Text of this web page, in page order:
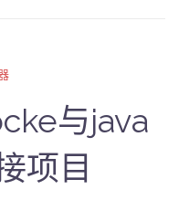
与java
项目